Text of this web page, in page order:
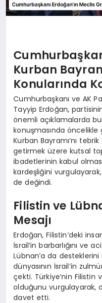
Kurban
Konularında
Cumhurbaşkanı ve AK
Tayyip Erdoğan,
önemli açıklamalarda
konuşmasında
Kurban Bayramı’nı
getirmek üzere kutsal
ibadetlerinin kabul
kardeşliğini
de değindi.
Filistin ve
Mesajı
Erdoğan, Filistin’deki
İsrail’in barbarlığını ve
Lübnan’a da
dünyasının İsrail’in
çekti. Türkiye’nin Filistin
olduğunu vurgulayarak,
davet etti.